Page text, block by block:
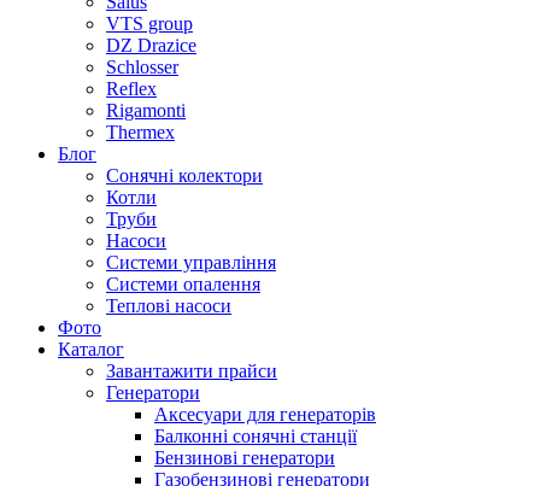
VTS group
DZ Drazice
Schlosser
Reflex
Rigamonti
Thermex
Блог
Сонячні колектори
Котли
Труби
Насоси
Системи управління
Системи опалення
Теплові насоси
Фото
Каталог
Завантажити прайси
Генератори
Аксесуари для генераторів
Балконні сонячні станції
Бензинові генератори
Газобензинові генератори